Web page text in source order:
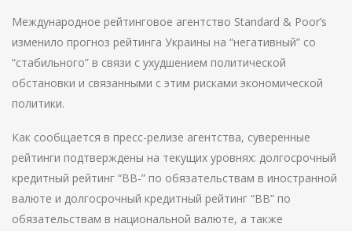
Международное рейтинговое агентство Standard & Poor’s
изменило прогноз рейтинга Украины на “негативный” со
“стабильного” в связи с ухудшением политической
обстановки и связанными с этим рисками экономической
политики.
Как сообщается в пресс-релизе агентства, суверенные
рейтинги подтверждены на текущих уровнях: долгосрочный
кредитный рейтинг “ВВ-” по обязательствам в иностранной
валюте и долгосрочный кредитный рейтинг “ВВ” по
обязательствам в национальной валюте, а также